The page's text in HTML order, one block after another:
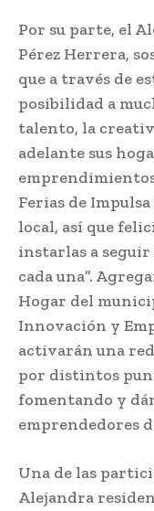
Por su parte, el
Pérez Herrera,
que a través de
posibilidad a
talento, la
adelante sus
Ferias de
local, así que
instarlas a seguir
cada una”.
Hogar del
Innovación y
activarán una
por distintos
fomentando y
emprendedores
Una de las
Alejandra